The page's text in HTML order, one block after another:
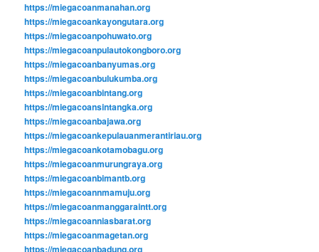
https://miegacoanmanahan.org
https://miegacoankayongutara.org
https://miegacoanpohuwato.org
https://miegacoanpulautokongboro.org
https://miegacoanbanyumas.org
https://miegacoanbulukumba.org
https://miegacoanbintang.org
https://miegacoansintangka.org
https://miegacoanbajawa.org
https://miegacoankepulauanmerantiriau.org
https://miegacoankotamobagu.org
https://miegacoanmurungraya.org
https://miegacoanbimantb.org
https://miegacoannmamuju.org
https://miegacoanmanggaraintt.org
https://miegacoanniasbarat.org
https://miegacoanmagetan.org
https://miegacoanbadung.org